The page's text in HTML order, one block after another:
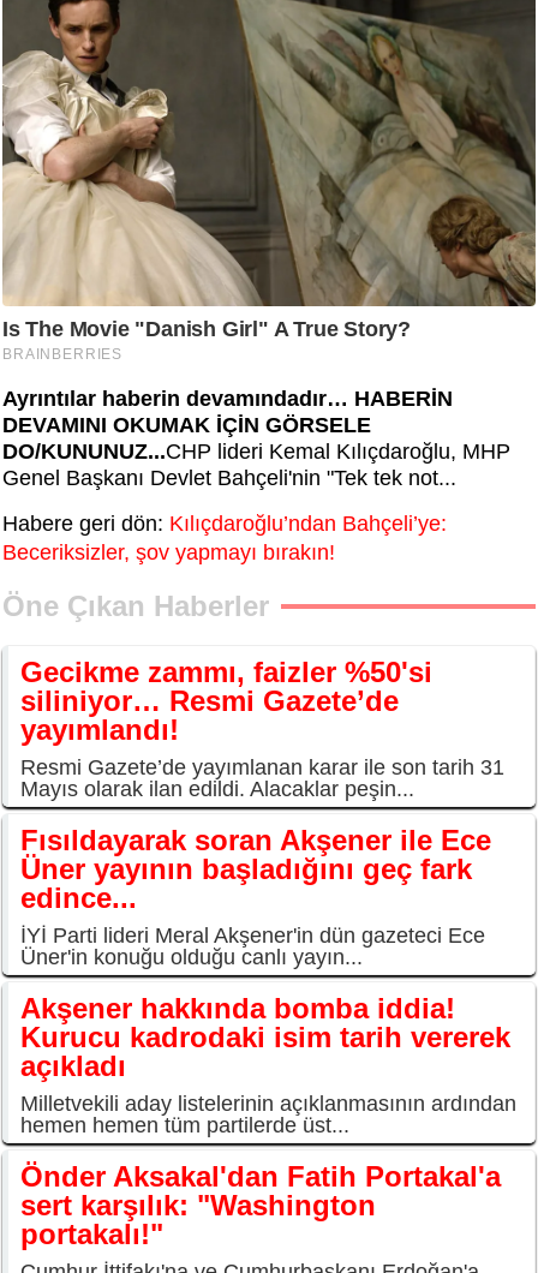
Ayrıntılar haberin devamındadır… HABERİN
DEVAMINI OKUMAK İÇİN GÖRSELE
DO/KUNUNUZ...CHP lideri Kemal Kılıçdaroğlu, MHP
Genel Başkanı Devlet Bahçeli'nin "Tek tek not...
Habere geri dön: Kılıçdaroğlu’ndan Bahçeli’ye:
Beceriksizler, şov yapmayı bırakın!
Öne Çıkan Haberler
Gecikme zammı, faizler %50'si
siliniyor… Resmi Gazete’de
yayımlandı!
Resmi Gazete’de yayımlanan karar ile son tarih 31
Mayıs olarak ilan edildi. Alacaklar peşin...
Fısıldayarak soran Akşener ile Ece
Üner yayının başladığını geç fark
edince...
İYİ Parti lideri Meral Akşener'in dün gazeteci Ece
Üner'in konuğu olduğu canlı yayın...
Akşener hakkında bomba iddia!
Kurucu kadrodaki isim tarih vererek
açıkladı
Milletvekili aday listelerinin açıklanmasının ardından
hemen hemen tüm partilerde üst...
Önder Aksakal'dan Fatih Portakal'a
sert karşılık: "Washington
portakalı!"